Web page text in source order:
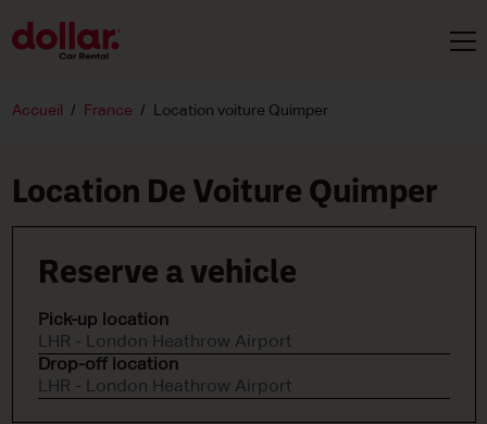
Accueil France Location voiture Quimper
Location De Voiture Quimper
Reserve a vehicle
Pick-up location
LHR - London Heathrow Airport
Drop-off location
LHR - London Heathrow Airport